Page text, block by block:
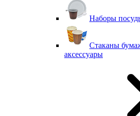
Наборы
Стаканы
аксессуары